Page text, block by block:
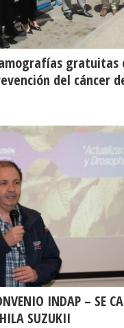
gratuitas
del cáncer
INDAP – SE
SUZUKII